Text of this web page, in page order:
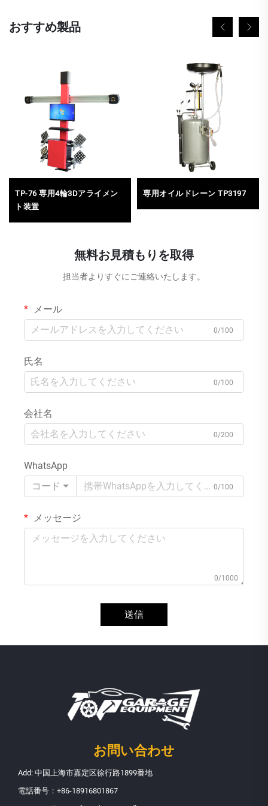
おすすめ製品
TP-76 専用4輪3Dアライメン
ト装置
専用オイルドレーン TP3197
無料お見積もりを取得
担当者よりすぐにご連絡いたします。
メール
0/100
氏名
0/100
会社名
0/200
WhatsApp
コード
0/100
メッセージ
0/1000
送信
お問い合わせ
Add: 中国上海市嘉定区徐行路1899番地
電話番号： +86-18916801867